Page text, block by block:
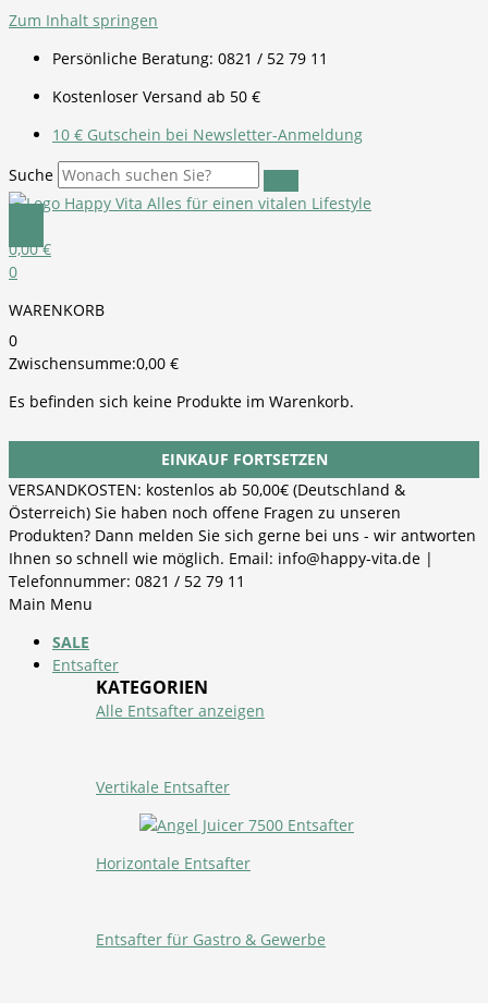
Zum Inhalt springen
Persönliche Beratung: 0821 / 52 79 11
Kostenloser Versand ab 50 €
10 € Gutschein bei Newsletter-Anmeldung
Suche
0,00€
0
WARENKORB
0
Zwischensumme:0,00 €
Es befinden sich keine Produkte im Warenkorb.
EINKAUF FORTSETZEN
VERSANDKOSTEN: kostenlos ab 50,00€ (Deutschland &
Österreich) Sie haben noch offene Fragen zu unseren
Produkten? Dann melden Sie sich gerne bei uns - wir antworten
Ihnen so schnell wie möglich. Email: info@happy-vita.de |
Telefonnummer: 0821 / 52 79 11
Main Menu
SALE
Entsafter
KATEGORIEN
Alle Entsafter anzeigen
Vertikale Entsafter
Horizontale Entsafter
Entsafter für Gastro & Gewerbe